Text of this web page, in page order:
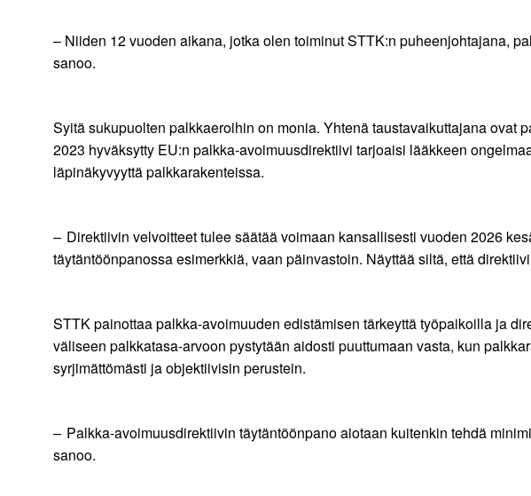
– Niiden 12 vuoden aikana, jotka olen toiminut STTK:n puheenjohtajana,
sanoo.
Syitä sukupuolten palkkaeroihin on monia. Yhtenä taustavaikuttajana ovat
2023 hyväksytty EU:n palkka-avoimuusdirektiivi tarjoaisi lääkkeen
läpinäkyvyyttä palkkarakenteissa.
– Direktiivin velvoitteet tulee säätää voimaan kansallisesti vuoden 2026
täytäntöönpanossa esimerkkiä, vaan päinvastoin. Näyttää siltä, että
STTK painottaa palkka-avoimuuden edistämisen tärkeyttä työpaikoilla ja
väliseen palkkatasa-arvoon pystytään aidosti puuttumaan vasta, kun
syrjimättömästi ja objektiivisin perustein.
– Palkka-avoimuusdirektiivin täytäntöönpano aiotaan kuitenkin tehdä
sanoo.